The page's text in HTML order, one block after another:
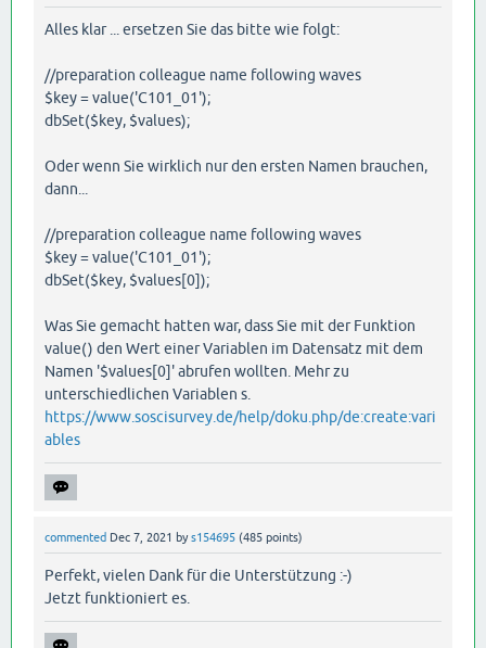
Alles klar ... ersetzen Sie das bitte wie folgt:
//preparation colleague name following waves
$key = value('C101_01');
dbSet($key, $values);
Oder wenn Sie wirklich nur den ersten Namen brauchen,
dann...
//preparation colleague name following waves
$key = value('C101_01');
dbSet($key, $values[0]);
Was Sie gemacht hatten war, dass Sie mit der Funktion
value() den Wert einer Variablen im Datensatz mit dem
Namen '$values[0]' abrufen wollten. Mehr zu
unterschiedlichen Variablen s.
https://www.soscisurvey.de/help/doku.php/de:create:vari
ables
commented Dec 7, 2021 bys154695 (485 points)
Perfekt, vielen Dank für die Unterstützung :-)
Jetzt funktioniert es.